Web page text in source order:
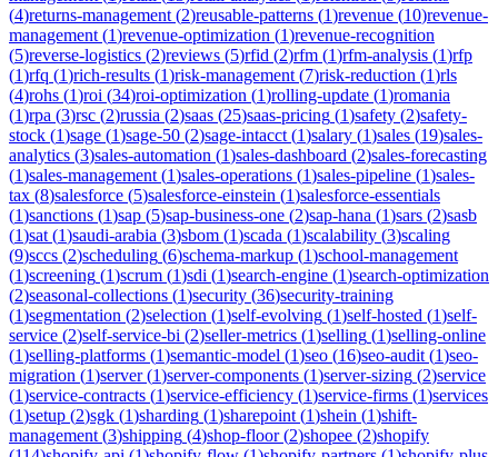
(4)returns-management (2)reusable-patterns (1)revenue (10)revenue-
management (1)revenue-optimization (1)revenue-recognition
(5)reverse-logistics (2)reviews (5)rfid (2)rfm (1)rfm-analysis (1)rfp
(1)rfq (1)rich-results (1)risk-management (7)risk-reduction (1)rls
(4)rohs (1)roi (34)roi-optimization (1)rolling-update (1)romania
(1)rpa (3)rsc (2)russia (2)saas (25)saas-pricing (1)safety (2)safety-
stock (1)sage (1)sage-50 (2)sage-intacct (1)salary (1)sales (19)sales-
analytics (3)sales-automation (1)sales-dashboard (2)sales-forecasting
(1)sales-management (1)sales-operations (1)sales-pipeline (1)sales-
tax (8)salesforce (5)salesforce-einstein (1)salesforce-essentials
(1)sanctions (1)sap (5)sap-business-one (2)sap-hana (1)sars (2)sasb
(1)sat (1)saudi-arabia (3)sbom (1)scada (1)scalability (3)scaling
(9)sccs (2)scheduling (6)schema-markup (1)school-management
(1)screening (1)scrum (1)sdi (1)search-engine (1)search-optimization
(2)seasonal-collections (1)security (36)security-training
(1)segmentation (2)selection (1)self-evolving (1)self-hosted (1)self-
service (2)self-service-bi (2)seller-metrics (1)selling (1)selling-online
(1)selling-platforms (1)semantic-model (1)seo (16)seo-audit (1)seo-
migration (1)server(1)server-components (1)server-sizing (2)service
(1)service-contracts (1)service-efficiency (1)service-firms (1)services
(1)setup (2)sgk (1)sharding (1)sharepoint (1)shein (1)shift-
management (3)shipping (4)shop-floor(2)shopee (2)shopify